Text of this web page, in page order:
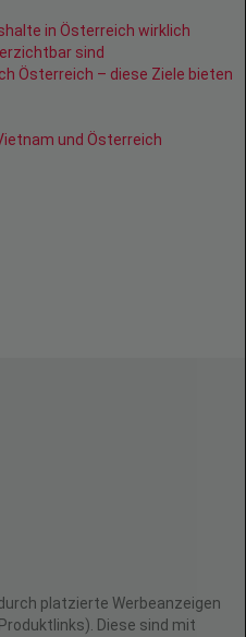
in Österreich wirklich
sind
Österreich – diese Ziele bieten
und Österreich
platzierte Werbeanzeigen
Diese sind mit